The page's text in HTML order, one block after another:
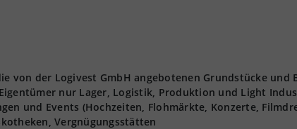
von der Logivest GmbH angebotenen Grundstücke und
nur Lager, Logistik, Produktion und Light
und Events (Hochzeiten, Flohmärkte, Konzerte,
Vergnügungsstätten